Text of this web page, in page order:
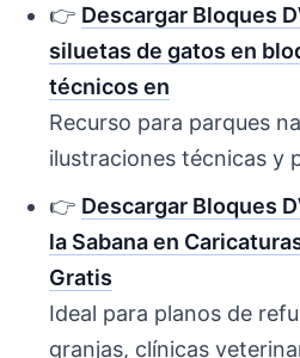
👉 Descargar Bloques
siluetas de gatos en
técnicos en
Recurso para parques
ilustraciones técnicas y
👉 Descargar Bloques
la Sabana en
Gratis
Ideal para planos de
granjas, clínicas